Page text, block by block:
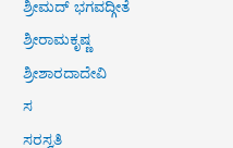
ಶ್ರೀಮದ್ ಭಗವದ್ಗೀತೆ
ಶ್ರೀರಾಮಕೃಷ್ಣ
ಶ್ರೀಶಾರದಾದೇವಿ
ಸ
ಸರಸ್ವತಿ